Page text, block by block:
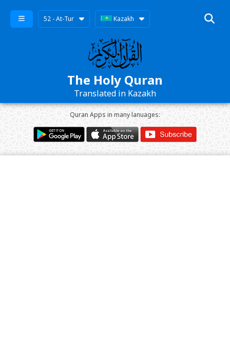
52 - At-Tur Kazakh
The Holy Quran
Translated in Kazakh
Quran Apps in many lanuages: